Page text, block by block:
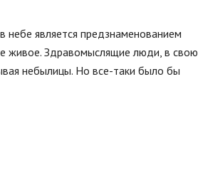
небе является предзнаменованием
живое. Здравомыслящие люди, в свою
небылицы. Но все-таки было бы